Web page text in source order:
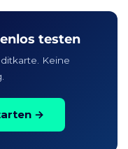
testen
Keine
→